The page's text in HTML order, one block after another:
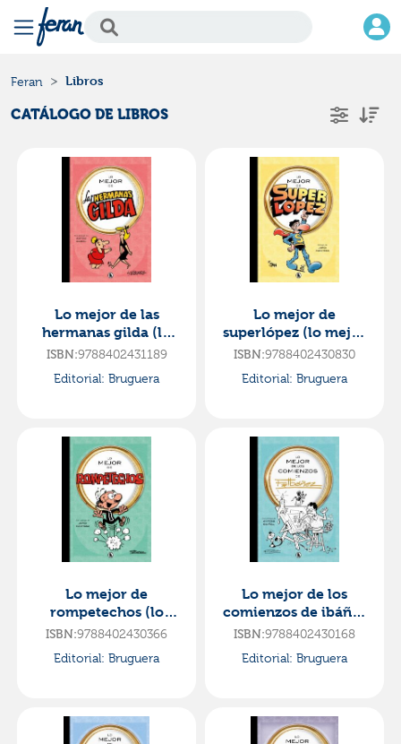
Feran Libros
CATÁLOGO DE LIBROS
Lo mejor de las
hermanas gilda (lo
mejor de...)
ISBN:9788402431189
Editorial: Bruguera
Lo mejor de
superlópez (lo mejor
de...)
ISBN:9788402430830
Editorial: Bruguera
Lo mejor de
rompetechos (lo
mejor de...)
ISBN:9788402430366
Editorial: Bruguera
Lo mejor de los
comienzos de ibáñez
(lo mejor de...)
ISBN:9788402430168
Editorial: Bruguera